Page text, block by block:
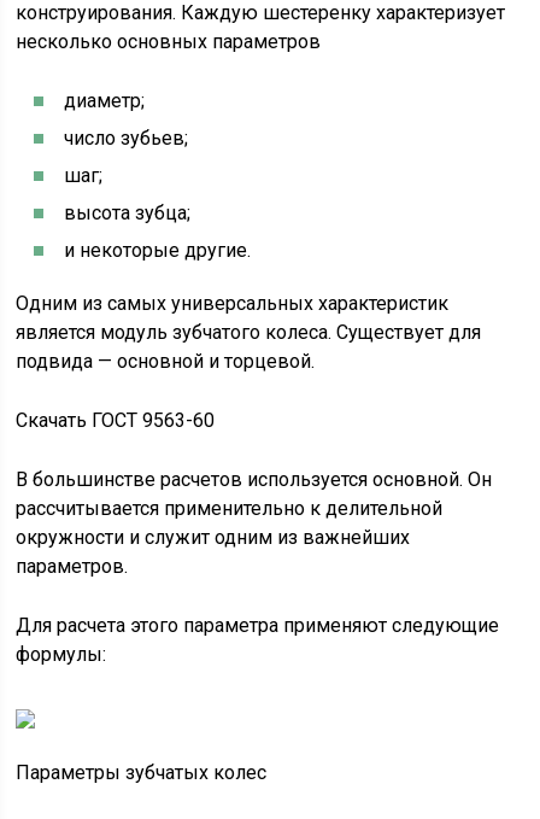
конструирования. Каждую шестеренку характеризует
несколько основных параметров
диаметр;
число зубьев;
шаг;
высота зубца;
и некоторые другие.
Одним из самых универсальных характеристик
является модуль зубчатого колеса. Существует для
подвида — основной и торцевой.
Скачать ГОСТ 9563-60
В большинстве расчетов используется основной. Он
рассчитывается применительно к делительной
окружности и служит одним из важнейших
параметров.
Для расчета этого параметра применяют следующие
формулы:
Параметры зубчатых колес